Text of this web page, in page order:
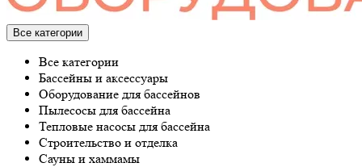
Все категории
Все категории
Бассейны и аксессуары
Оборудование для бассейнов
Пылесосы для бассейна
Тепловые насосы для бассейна
Строительство и отделка
Сауны и хаммамы